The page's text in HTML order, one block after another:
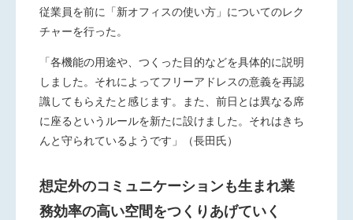
従業員を前に「新オフィスの使い方」についてのレク
チャーを行った。
「各機能の用途や、つくった目的などを具体的に説明
しました。それによってフリーアドレスの意義を再認
識してもらえたと感じます。また、前日とは異なる席
に座るというルールを新たに設けました。それはきち
んと守られているようです」（長田氏）
想定外のコミュニケーションも生まれ業
務効率の高い空間をつくりあげていく